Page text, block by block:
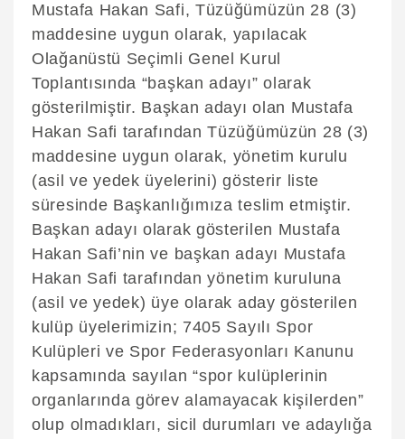
Mustafa Hakan Safi, Tüzüğümüzün 28 (3)
maddesine uygun olarak, yapılacak
Olağanüstü Seçimli Genel Kurul
Toplantısında “başkan adayı” olarak
gösterilmiştir. Başkan adayı olan Mustafa
Hakan Safi tarafından Tüzüğümüzün 28 (3)
maddesine uygun olarak, yönetim kurulu
(asil ve yedek üyelerini) gösterir liste
süresinde Başkanlığımıza teslim etmiştir.
Başkan adayı olarak gösterilen Mustafa
Hakan Safi’nin ve başkan adayı Mustafa
Hakan Safi tarafından yönetim kuruluna
(asil ve yedek) üye olarak aday gösterilen
kulüp üyelerimizin; 7405 Sayılı Spor
Kulüpleri ve Spor Federasyonları Kanunu
kapsamında sayılan “spor kulüplerinin
organlarında görev alamayacak kişilerden”
olup olmadıkları, sicil durumları ve adaylığa